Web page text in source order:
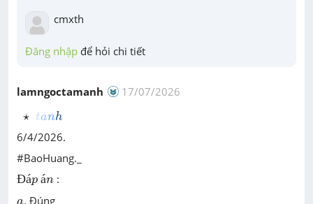
cmxth
Đăng nhập để hỏi chi tiết
lamngoctamanh 17/07/2026
⋆
⋆ tanh
tanh
6/4/2026.
#BaoHuang._
Đáp
Đá án
á :
a
a. Đúng